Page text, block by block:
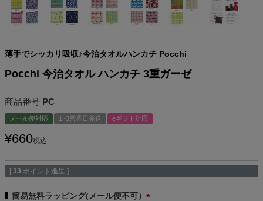
薄手でシッカリ吸収♪今治タオルハンカチ Pocchi
Pocchi 今治タオル ハンカチ 3重ガーゼ
商品番号 PC
メール便対応 1~3営業日発送 eギフト対応
¥660税込
[ 33 ポイント進呈 ]
簡易無料ラッピング(メール便不可）